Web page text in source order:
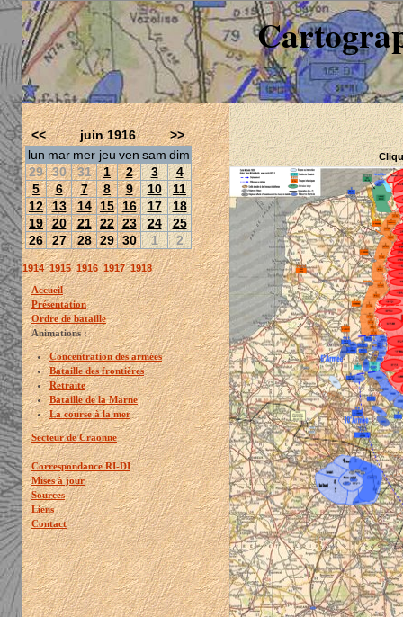
<< juin 1916
>>
lun mar mer jeu ven sam dim
29 30 31 1 2 3
4
5
6 7 8 9 10
11
12 13 14 15 16 17
18
19 20 21 22 23 24
25
26 27 28 29 30 1 2
1914 1915 1916 1917 1918
Accueil
Présentation
Ordre de bataille
Animations :
Concentration des armées
Bataille des frontières
Retraite
Bataille de la Marne
La course à la mer
Secteur de Craonne
Correspondance RI-DI
Mises à jour
Sources
Liens
Contact